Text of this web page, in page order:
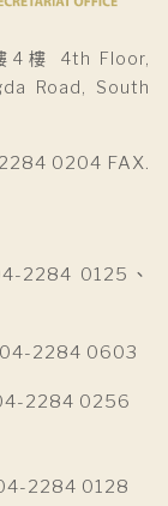
4樓 4th Floor,
Road, South
0204 FAX.
2284 0125、
04-2284 0603
2284 0256
2284 0128